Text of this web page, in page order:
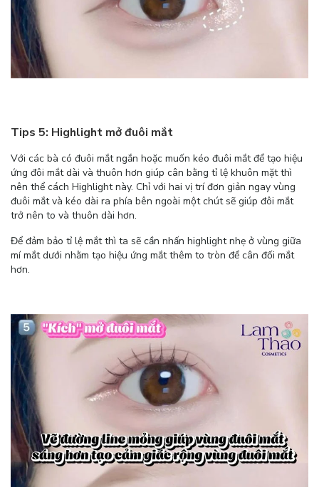
Tips 5: Highlight mở đuôi mắt
Với các bà có đuôi mắt ngắn hoặc muốn kéo đuôi mắt để tạo hiệu
ứng đôi mắt dài và thuôn hơn giúp cân bằng tỉ lệ khuôn mặt thì
nên thể cách Highlight này. Chỉ với hai vị trí đơn giản ngay vùng
đuôi mắt và kéo dài ra phía bên ngoài một chút sẽ giúp đôi mắt
trở nên to và thuôn dài hơn.
Để đảm bảo tỉ lệ mắt thì ta sẽ cần nhấn highlight nhẹ ở vùng giữa
mí mắt dưới nhằm tạo hiệu ứng mắt thêm to tròn để cân đối mắt
hơn.